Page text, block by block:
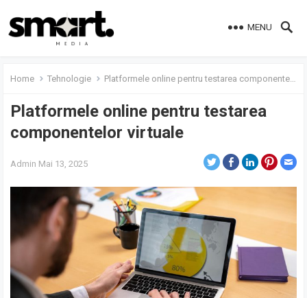
MENU
Home Tehnologie Platformele online pentru testarea componentelor virtuale
Platformele online pentru testarea
componentelor virtuale
Admin Mai 13, 2025